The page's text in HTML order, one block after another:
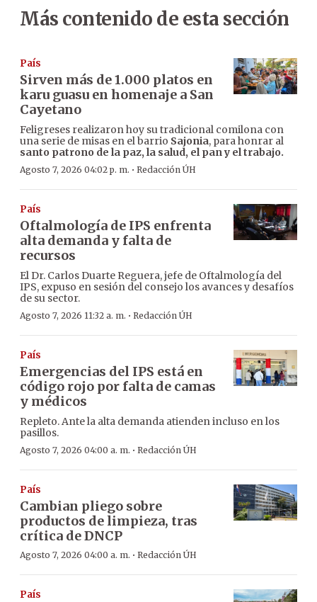
Más contenido de esta sección
País
Sirven más de 1.000 platos en
karu guasu en homenaje a San
Cayetano
Feligreses realizaron hoy su tradicional comilona con
una serie de misas en el barrio Sajonia, para honrar al
santo patrono de la paz, la salud, el pan y el trabajo.
Agosto 7, 2026 04:02 p. m. · Redacción ÚH
País
Oftalmología de IPS enfrenta
alta demanda y falta de
recursos
El Dr. Carlos Duarte Reguera, jefe de Oftalmología del
IPS, expuso en sesión del consejo los avances y desafíos
de su sector.
Agosto 7, 2026 11:32 a. m. · Redacción ÚH
País
Emergencias del IPS está en
código rojo por falta de camas
y médicos
Repleto. Ante la alta demanda atienden incluso en los
pasillos.
Agosto 7, 2026 04:00 a. m. · Redacción ÚH
País
Cambian pliego sobre
productos de limpieza, tras
crítica de DNCP
Agosto 7, 2026 04:00 a. m. · Redacción ÚH
País